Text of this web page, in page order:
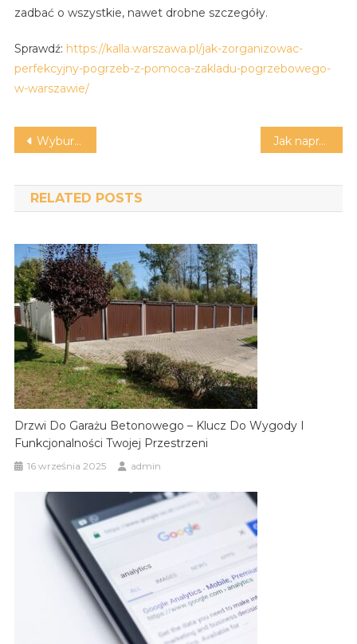
zadbać o wszystkie, nawet drobne szczegóły.
Sprawdź: https://kalla.warszawa.pl/jak-zorganizowac-
perfekcyjny-pogrzeb-z-pomoca-zakladu-pogrzebowego-
w-warszawie/
Nawigacja
Wyburzenia i wykopy Jak naprawiać samochody BMW?
RELATED POSTS
Drzwi Do Garażu Betonowego – Klucz Do Wygody I
Funkcjonalności Twojej Przestrzeni
16 września 2025 admin